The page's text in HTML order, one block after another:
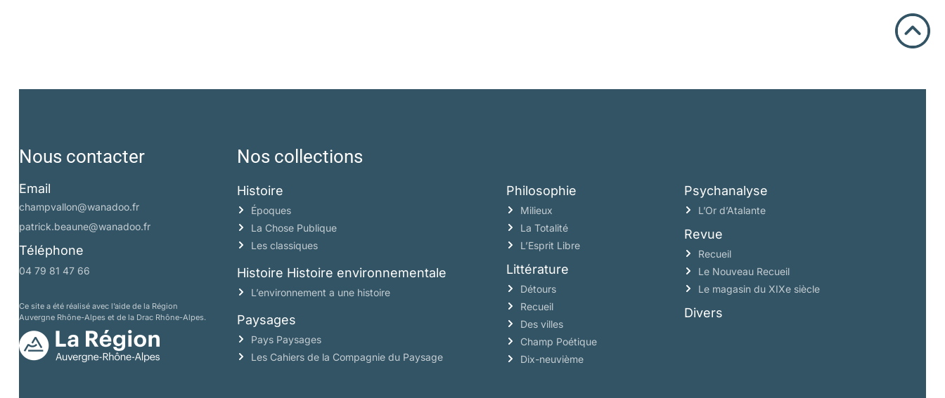
Nous contacter
Email
champvallon@wanadoo.fr
patrick.beaune@wanadoo.fr
Téléphone
04 79 81 47 66
Ce site a été réalisé avec l’aide de la Région
Auvergne Rhône-Alpes et de la Drac Rhône-Alpes.
Nos collections
Histoire
Époques
La Chose Publique
Les classiques
Histoire Histoire environnementale
L’environnement a une histoire
Paysages
Pays Paysages
Les Cahiers de la Compagnie du Paysage
Philosophie
Milieux
La Totalité
L’Esprit Libre
Littérature
Détours
Recueil
Des villes
Champ Poétique
Dix-neuvième
Psychanalyse
L’Or d’Atalante
Revue
Recueil
Le Nouveau Recueil
Le magasin du XIXe siècle
Divers